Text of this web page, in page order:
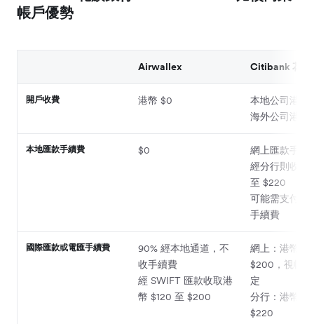
帳戶優勢
Airwallex Citibank 花旗
開戶收費 港幣 $0
本地公司港幣
海外公司港幣
本地匯款手續費 $0
網上匯款手續
經分行則收港
至 $220
可能需支付代
手續費
國際匯款或電匯手續費
90% 經本地通道，不
收手續費
經 SWIFT 匯款收取港
幣 $120 至 $200
網上：港幣
$200，視帳
定
分行：港幣
$220